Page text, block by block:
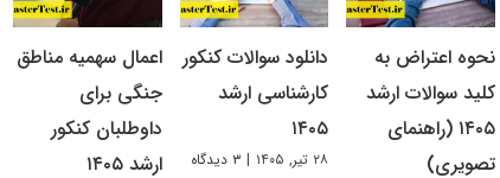
نحوه اعتراض به
کلید سوالات ارشد
۱۴۰۵ (راهنمای
تصویری)
دانلود سوالات کنکور
کارشناسی ارشد
۱۴۰۵
۲۸ تیر, ۱۴۰۵ | ۳ دیدگاه
اعمال سهمیه مناطق
جنگی برای
داوطلبان کنکور
ارشد ۱۴۰۵